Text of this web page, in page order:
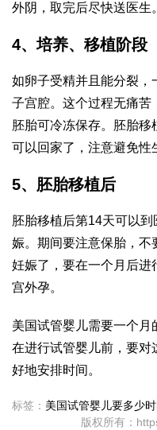
外阴，取完后尽快送医生。
4、培养、移植阶段
如卵子受精并且能分裂，
子宫腔。这个过程无痛苦
胚胎可冷冻保存。胚胎
可以回家了，注意避免性
5、胚胎移植后
胚胎移植后第14天可以
娠。期间要注意保胎，不
妊娠了，要在一个月后进
宫外孕。
美国试管婴儿需要一个月
在进行试管婴儿前，要对
好地安排时间。
标签： 美国试管婴儿要多少
版权所有：